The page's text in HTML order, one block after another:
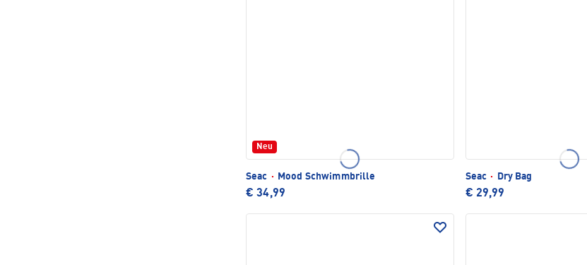
Neu
Seac · Mood Schwimmbrille
€ 34,99
Seac · Dry Bag
€ 29,99